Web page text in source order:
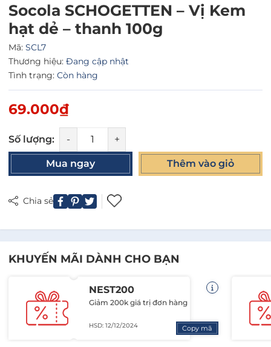
Socola SCHOGETTEN – Vị Kem
hạt dẻ – thanh 100g
Mã: SCL7
Thương hiệu: Đang cập nhật
Tình trạng: Còn hàng
69.000₫
Số lượng: - +
Mua ngay Thêm vào giỏ
Chia sẻ
KHUYẾN MÃI DÀNH CHO BẠN
NEST200
Giảm 200k giá trị đơn hàng
HSD: 12/12/2024 Copy mã